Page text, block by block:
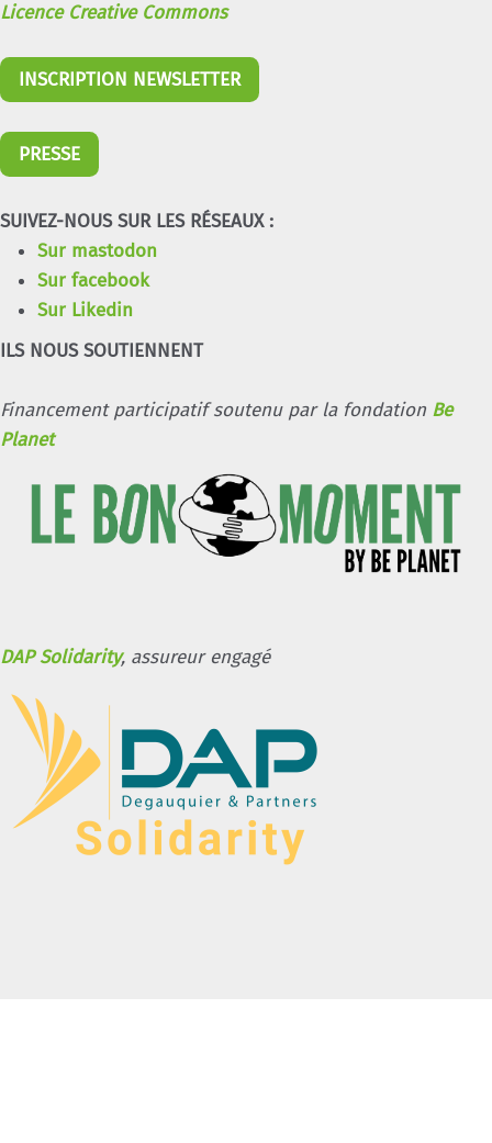
Licence Creative Commons
INSCRIPTION NEWSLETTER
PRESSE
SUIVEZ-NOUS SUR LES RÉSEAUX :
Sur mastodon
Sur facebook
Sur Likedin
ILS NOUS SOUTIENNENT
Financement participatif soutenu par la fondation Be
Planet
DAP Solidarity, assureur engagé